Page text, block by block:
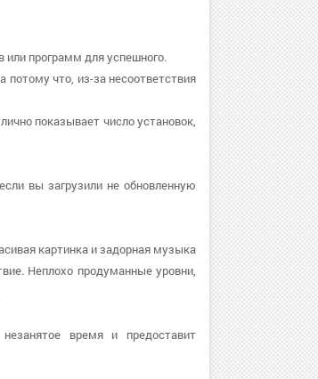
или программ для успешного.
что, из-за несоответствия
показывает число установок,
вы загрузили не обновленную
картинка и задорная музыка
Неплохо продуманные уровни,
время и предоставит